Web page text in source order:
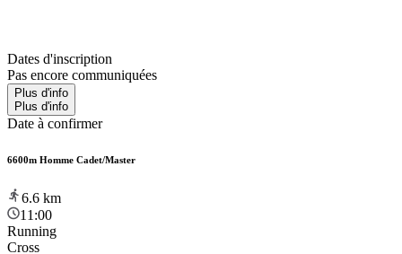
Dates d'inscription
Pas encore communiquées
Plus d'info
Plus d'info
Date à confirmer
6600m Homme Cadet/Master
6.6 km
11:00
Running
Cross